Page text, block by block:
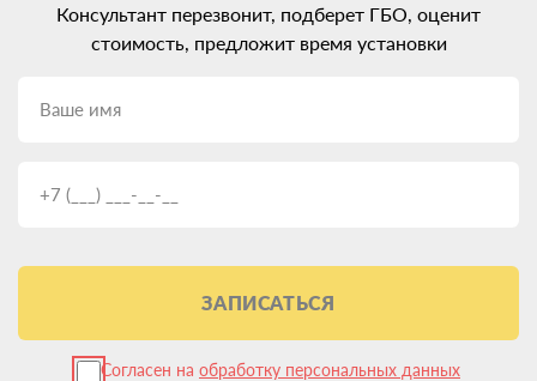
Консультант перезвонит, подберет ГБО, оценит
стоимость, предложит время установки
ЗАПИСАТЬСЯ
Согласен на обработку персональных данных